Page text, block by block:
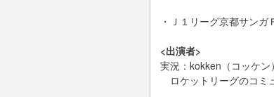
・Ｊ１リーグ京都サン
<出演者>
実況：kokken（コッケン
ロケットリーグのコミ